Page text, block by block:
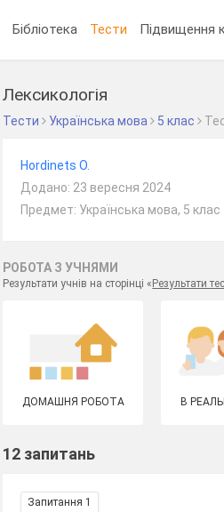
Бібліотека Тести Підвищення
Лексикологія
Тести Українська мова 5 клас
Hordinets O.
Додано: 23 вересня 2024
Предмет: Українська мова, 5 клас
РОБОТА З УЧНЯМИ
Результати учнів на сторінці « Результати
ДОМАШНЯ РОБОТА В
12 запитань
Запитання 1